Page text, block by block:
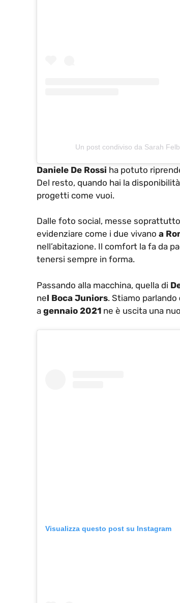
Un post condiviso da Sarah
Daniele De Rossi ha potuto
Del resto, quando hai la
progetti come vuoi.
Dalle foto social, messe
evidenziare come i due vivano a
nell’abitazione. Il comfort la fa da
tenersi sempre in forma.
Passando alla macchina, quella di
nel Boca Juniors. Stiamo parlando
a gennaio 2021 ne è uscita una
Visualizza questo post su Instagram